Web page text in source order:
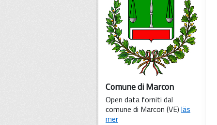
Comune di Marcon
Open data forniti dal
comune di Marcon (VE) läs
mer